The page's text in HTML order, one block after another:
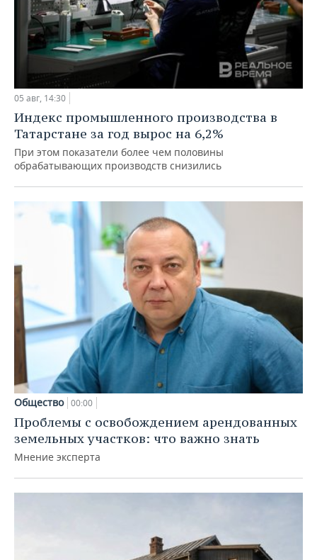
05 авг, 14:30
Индекс промышленного производства в
Татарстане за год вырос на 6,2%
При этом показатели более чем половины
обрабатывающих производств снизились
Общество 00:00
Проблемы с освобождением арендованных
земельных участков: что важно знать
Мнение эксперта